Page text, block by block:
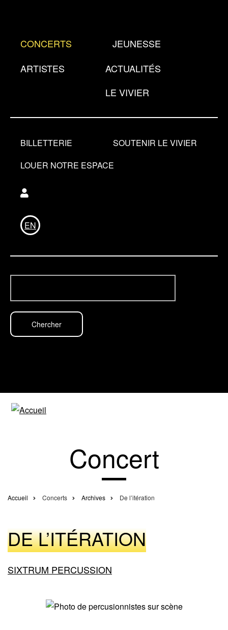
principalCONCERTS
JEUNESSE
ARTISTES
ACTUALITÉS
LE VIVIER
BILLETTERIE
SOUTENIR LE VIVIER
LOUER NOTRE ESPACE
EN
Concert
Fil
d'Ariane
Accueil Concerts Archives De l’itération
DE L’ITÉRATION
SIXTRUM PERCUSSION